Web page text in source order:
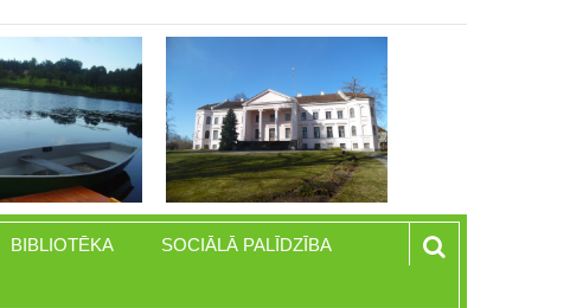
BIBLIOTĒKA SOCIĀLĀ PALĪDZĪBA